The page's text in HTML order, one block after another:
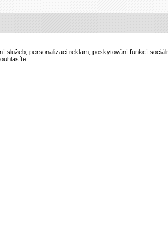
služeb, personalizaci reklam, poskytování funkcí